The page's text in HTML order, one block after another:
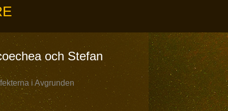
och Stefan
i Avgrunden